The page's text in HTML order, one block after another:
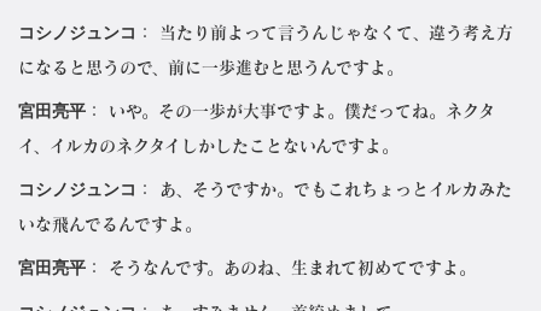
コシノジュンコ ： 当たり前よって言うんじゃなくて、違う考え方
になると思うので、前に一歩進むと思うんですよ。
宮田亮平 ： いや。その一歩が大事ですよ。僕だってね。ネクタ
イ、イルカのネクタイしかしたことないんですよ。
コシノジュンコ ： あ、そうですか。でもこれちょっとイルカみた
いな飛んでるんですよ。
宮田亮平 ： そうなんです。あのね、生まれて初めてですよ。